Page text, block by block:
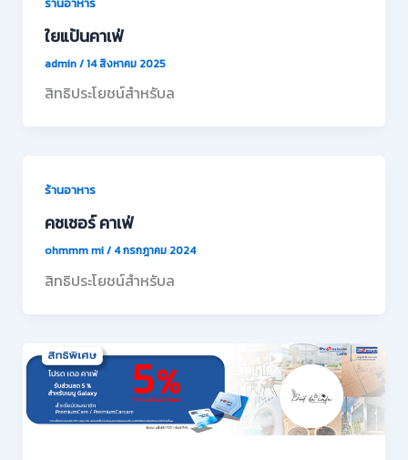
ใยแป้นคาเฟ่
admin/14 สิงหาคม 2025
สิทธิประโยชน์สำหรับล
ร้านอาหาร
คชเชอร์ คาเฟ่
ohmmm mi/4 กรกฎาคม 2024
สิทธิประโยชน์สำหรับล